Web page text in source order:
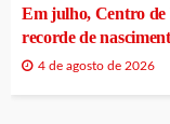
Em julho, Centro de
recorde de
4 de agosto de 2026